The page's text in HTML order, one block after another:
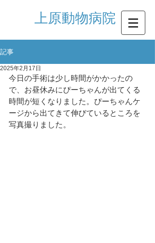
​上原動物病院
記事
2025年2月17日
今日の手術は少し時間がかかったの
で、お昼休みにぴーちゃんが出てくる
時間が短くなりました。ぴーちゃんケ
ージから出てきて伸びているところを
写真撮りました。